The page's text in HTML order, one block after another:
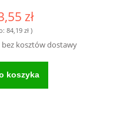
zł
84,19 zł)
bez kosztów dostawy
koszyka